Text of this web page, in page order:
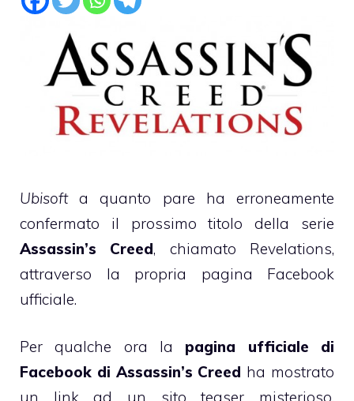
Ubisofta quanto pare ha erroneamente
confermato il prossimo titolo della serie
Assassin’s Creed, chiamato Revelations,
attraverso la propria pagina Facebook
ufficiale.
Per qualche ora la pagina ufficiale di
Facebook di Assassin’s Creed ha mostrato
un link ad un sito teaser misterioso,